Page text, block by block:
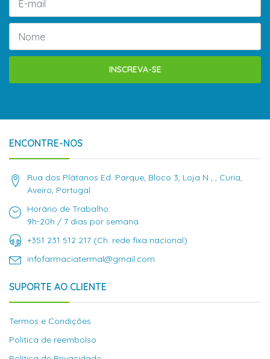
INSCREVA-SE
ENCONTRE-NOS
Rua dos Plátanos Ed. Parque, Bloco 3, Loja N , , Curia,
Aveiro, Portugal
Horário de Trabalho:
9h-20h / 7 dias por semana
+351 231 512 217 (Ch. rede fixa nacional)
infofarmaciatermal@gmail.com
SUPORTE AO CLIENTE
Termos e Condições
Politica de reembolso